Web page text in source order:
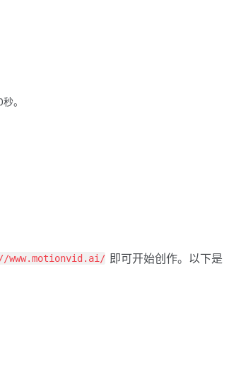
。
www.motionvid.ai/ 即可开始创作。以下是